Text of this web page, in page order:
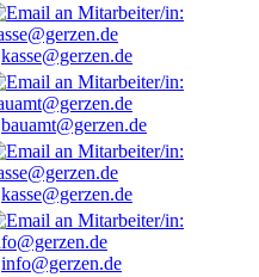
kasse@gerzen.de
bauamt@gerzen.de
kasse@gerzen.de
info@gerzen.de